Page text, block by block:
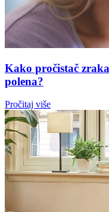
Kako pročistač
polena?
Pročitaj više